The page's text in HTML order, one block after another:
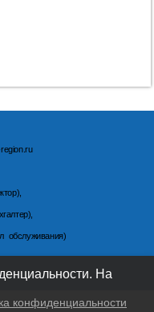
обслуживания)
На
конфиденциальности